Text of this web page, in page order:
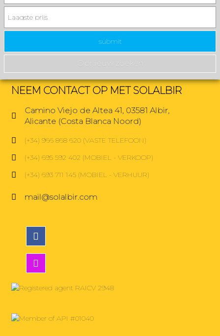
NEEM CONTACT OP MET SOLALBIR
Camino Viejo de Altea 41, 03581 Albir,
Alicante (Costa Blanca Noord)
(+34) 966 868 620 (VASTE TELEFOON)
(+34) 695 592 402 (MOBIEL - VERKOOP)
(+34) 693 711 145 (MOBIEL - VERHUUR)
mail@solalbir.com